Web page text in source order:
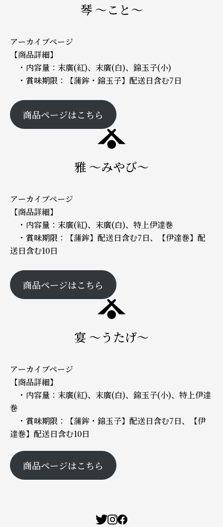
琴 ～こと～
アーカイブページ
【商品詳細】
・内容量：末廣(紅)、末廣(白)、錦玉子(小)
・賞味期限：【蒲鉾・錦玉子】配送日含む7日
商品ページはこちら
雅 ～みやび～
アーカイブページ
【商品詳細】
・内容量：末廣(紅)、末廣(白)、特上伊達巻
・賞味期限：【蒲鉾】配送日含む7日、【伊達巻】配
送日含む10日
商品ページはこちら
宴 ～うたげ～
アーカイブページ
【商品詳細】
・内容量：末廣(紅)、末廣(白)、錦玉子(小)、特上伊達
巻
・賞味期限：【蒲鉾・錦玉子】配送日含む7日、【伊
達巻】配送日含む10日
商品ページはこちら